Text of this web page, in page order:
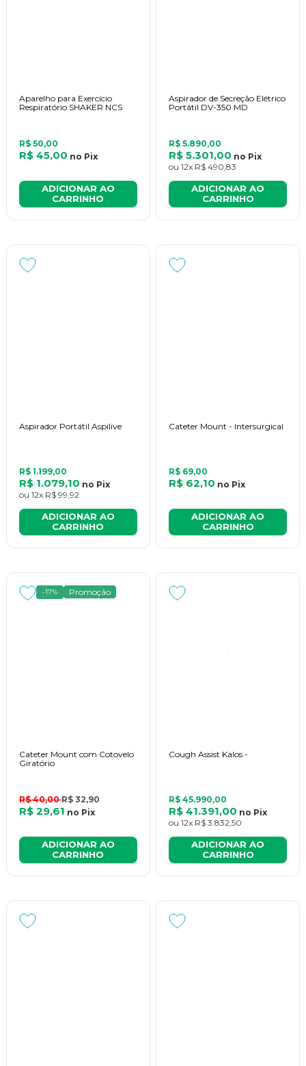
Aparelho para Exercício
Respiratório SHAKER NCS
R$ 50,00
R$ 45,00 no Pix
ADICIONAR AO
CARRINHO
Aspirador de Secreção Elétrico
Portátil DV-350 MD
R$ 5.890,00
R$ 5.301,00 no Pix
ou 12x R$ 490,83
ADICIONAR AO
CARRINHO
Aspirador Portátil Aspilive
R$ 1.199,00
R$ 1.079,10 no Pix
ou 12x R$ 99,92
ADICIONAR AO
CARRINHO
Cateter Mount - Intersurgical
R$ 69,00
R$ 62,10 no Pix
ADICIONAR AO
CARRINHO
-17% Promoção
Cateter Mount com Cotovelo
Giratório
R$ 40,00R$ 32,90
R$ 29,61 no Pix
ADICIONAR AO
CARRINHO
Cough Assist Kalos -
R$ 45.990,00
R$ 41.391,00 no Pix
ou 12x R$ 3.832,50
ADICIONAR AO
CARRINHO